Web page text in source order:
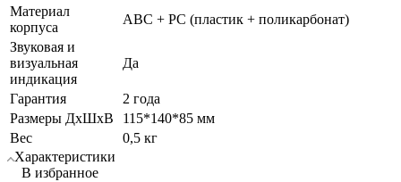
Материал
корпуса
ABC + PC (пластик + поликарбонат)
Звуковая и
визуальная
индикация
Да
Гарантия
2 года
Размеры ДхШхВ
115*140*85 мм
Вес
0,5 кг
Характеристики
В избранное